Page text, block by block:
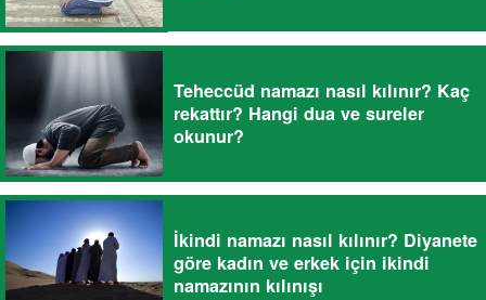
Teheccüd namazı nasıl kılınır? Kaç
rekattır? Hangi dua ve sureler
okunur?
İkindi namazı nasıl kılınır? Diyanete
göre kadın ve erkek için ikindi
namazının kılınışı